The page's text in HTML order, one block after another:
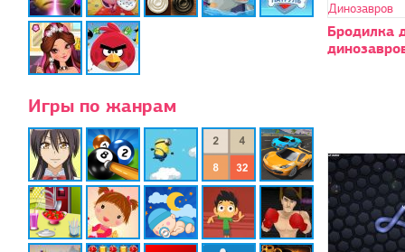
Игры по жанрам
Бродилка